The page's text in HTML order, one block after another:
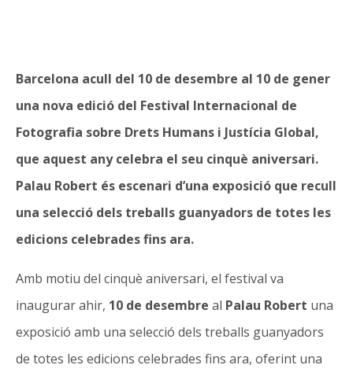
Barcelona acull del 10 de desembre al 10 de gener
una nova edició del Festival Internacional de
Fotografia sobre Drets Humans i Justícia Global,
que aquest any celebra el seu cinquè aniversari.
Palau Robert és escenari d’una exposició que recull
una selecció dels treballs guanyadors de totes les
edicions celebrades fins ara.
Amb motiu del cinquè aniversari, el festival va
inaugurar ahir, 10 de desembre al Palau Robert una
exposició amb una selecció dels treballs guanyadors
de totes les edicions celebrades fins ara, oferint una